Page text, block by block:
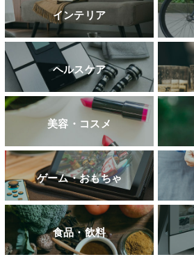
インテリア
ヘルスケア
美容・コスメ
ゲーム・おもちゃ
食品・飲料